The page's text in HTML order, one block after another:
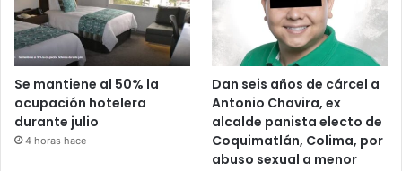
Se mantiene al 50% la
ocupación hotelera
durante julio
4 horas hace
Dan seis años de cárcel a
Antonio Chavira, ex
alcalde panista electo de
Coquimatlán, Colima, por
abuso sexual a menor